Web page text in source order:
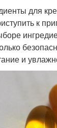
для
к
и